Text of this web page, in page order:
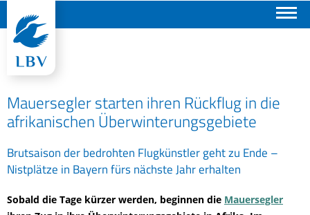
Mauersegler starten ihren Rückflug in die
afrikanischen Überwinterungsgebiete
Brutsaison der bedrohten Flugkünstler geht zu Ende –
Nistplätze in Bayern fürs nächste Jahr erhalten
Sobald die Tage kürzer werden, beginnen die Mauersegler